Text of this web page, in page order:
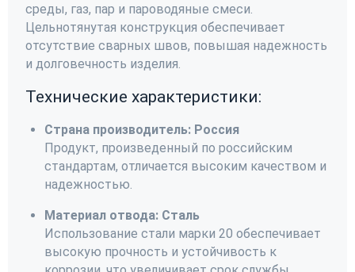
среды, газ, пар и пароводяные смеси.
Цельнотянутая конструкция обеспечивает
отсутствие сварных швов, повышая надежность
и долговечность изделия.
Технические характеристики:
Страна производитель: Россия
Продукт, произведенный по российским
стандартам, отличается высоким качеством и
надежностью.
Материал отвода: Сталь
Использование стали марки 20 обеспечивает
высокую прочность и устойчивость к